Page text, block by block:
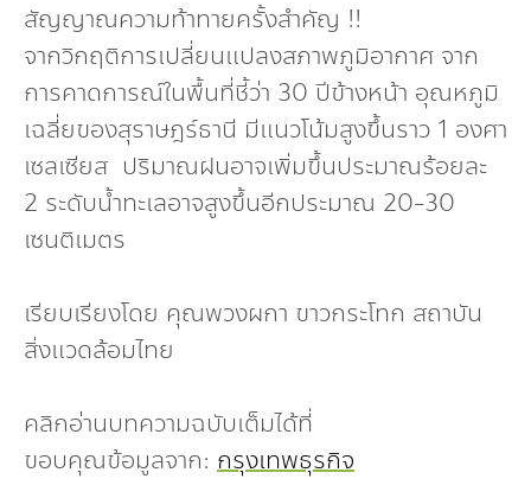
กองทุน
กองทุน ดร.ธีระ พันธุมวนิช
กองทุนสุขภาพกับสภาวะโลกร้อน
สัญญาณความท้าทายครั้งสำคัญ !!
จากวิกฤติการเปลี่ยนแปลงสภาพภูมิอากาศ จาก
การคาดการณ์ในพื้นที่ชี้ว่า 30 ปีข้างหน้า อุณหภูมิ
เฉลี่ยของสุราษฎร์ธานี มีแนวโน้มสูงขึ้นราว 1 องศา
เซลเซียส ปริมาณฝนอาจเพิ่มขึ้นประมาณร้อยละ
2 ระดับน้ำทะเลอาจสูงขึ้นอีกประมาณ 20-30
เซนติเมตร
เรียบเรียงโดย คุณพวงผกา ขาวกระโทก สถาบัน
สิ่งแวดล้อมไทย
คลิกอ่านบทความฉบับเต็มได้ที่
ขอบคุณข้อมูลจาก: กรุงเทพธุรกิจ